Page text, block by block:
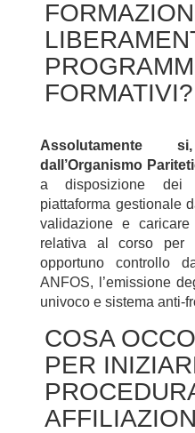
FORMATIVI?
Assolutamente
dall’Organismo
a disposizione dei
piattaforma gestionale
validazione e
relativa al corso per
opportuno controllo
ANFOS, l’emissione
univoco e sistema anti-
COSA
PER